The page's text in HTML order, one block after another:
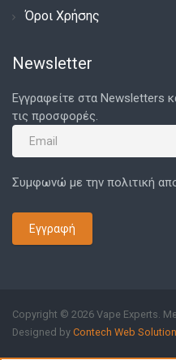
Όροι Χρήσης
Newsletter
Εγγραφείτε στα Newsletters
τις προσφορές.
Συμφωνώ με την πολιτική
Εγγραφή
Copyright © 2026 Vape Experts.
Designed by Contech Web